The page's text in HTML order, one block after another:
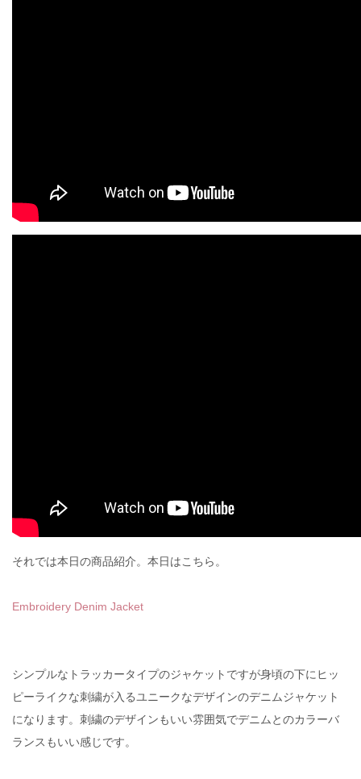
それでは本日の商品紹介。本日はこちら。
Embroidery Denim Jacket
シンプルなトラッカータイプのジャケットですが身頃の下にヒッ
ピーライクな刺繍が入るユニークなデザインのデニムジャケット
になります。刺繍のデザインもいい雰囲気でデニムとのカラーバ
ランスもいい感じです。